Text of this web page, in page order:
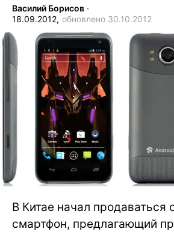
Василий Борисов ∙
18.09.2012, обновлено 30.10.2012
В Китае начал продаваться
смартфон, предлагающий